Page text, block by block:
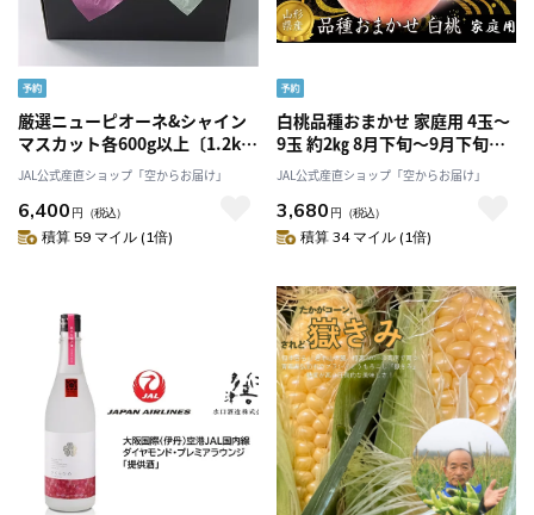
厳選ニューピオーネ&シャイン
マスカット各600g以上〔1.2kg
以上〕こだわり満載〔葡萄農家
が贈る〕「Nini farm」〔8月下
旬-9月上旬発送〕
JAL公式産直ショップ「空からお届け」
6,400 円 （税込）
積算 59 マイル (1倍)
白桃品種おまかせ 家庭用 4玉～
9玉 約2㎏ 8月下旬～9月下旬よ
り発送「アンスリーファーム」
JAL公式産直ショップ「空からお届け」
3,680 円 （税込）
積算 34 マイル (1倍)